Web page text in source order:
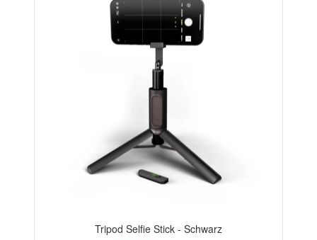
Tripod Selfie Stick - Schwarz